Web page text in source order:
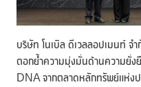
บริษัท โนเบิล ดีเวลลอปเมนท์
ตอกย้ำความมุ่งมั่นด้านความยั่ง
DNA จากตลาดหลักทรัพย์แห่งป